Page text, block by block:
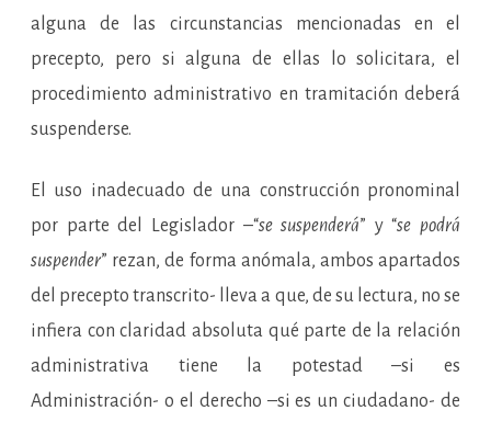
alguna de las circunstancias mencionadas en el
precepto, pero si alguna de ellas lo solicitara, el
procedimiento administrativo en tramitación deberá
suspenderse.
El uso inadecuado de una construcción pronominal
por parte del Legislador –“se suspenderá” y “se podrá
suspender” rezan, de forma anómala, ambos apartados
del precepto transcrito- lleva a que, de su lectura, no se
infiera con claridad absoluta qué parte de la relación
administrativa tiene la potestad –si es
Administración- o el derecho –si es un ciudadano- de